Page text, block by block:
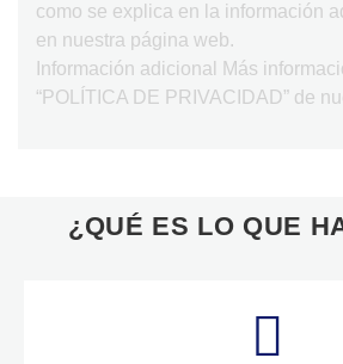
como se explica en la información
en nuestra página web.
Información adicional Más
“POLÍTICA DE PRIVACIDAD” de
¿QUÉ ES LO QUE